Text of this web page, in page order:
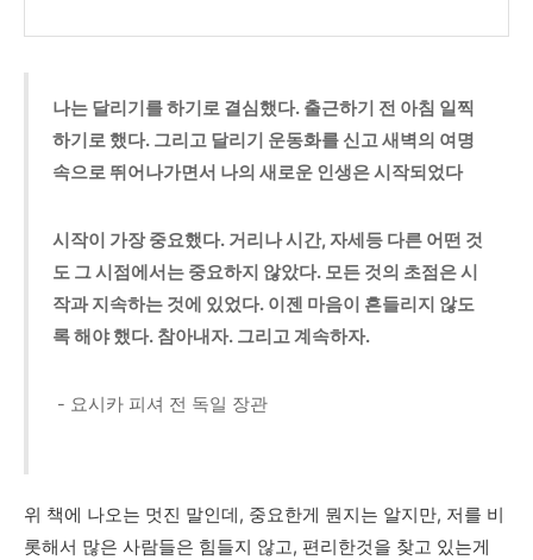
나는 달리기를 하기로 결심했다. 출근하기 전 아침 일찍
하기로 했다. 그리고 달리기 운동화를 신고 새벽의 여명
속으로 뛰어나가면서 나의 새로운 인생은 시작되었다
시작이 가장 중요했다. 거리나 시간, 자세등 다른 어떤 것
도 그 시점에서는 중요하지 않았다. 모든 것의 초점은 시
작과 지속하는 것에 있었다. 이젠 마음이 흔들리지 않도
록 해야 했다. 참아내자. 그리고 계속하자.
- 요시카 피셔 전 독일 장관
위 책에 나오는 멋진 말인데, 중요한게 뭔지는 알지만, 저를 비
롯해서 많은 사람들은 힘들지 않고, 편리한것을 찾고 있는게